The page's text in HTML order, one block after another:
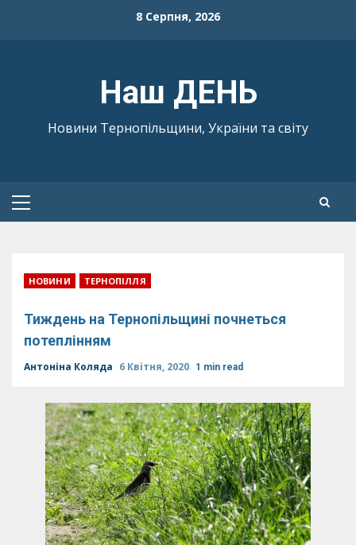
8 Серпня, 2026
Наш ДЕНЬ
Новини Тернопільщини, України та світу
Primary
НОВИНИ ТЕРНОПІЛЛЯ
Тиждень на Тернопільщині почнеться
потеплінням
Антоніна Коляда 6 Квітня, 2020 1 min read